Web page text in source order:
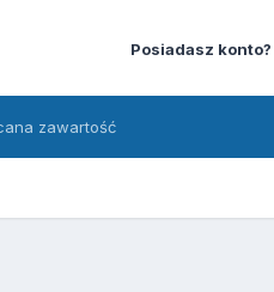
Posiadasz
zawartość